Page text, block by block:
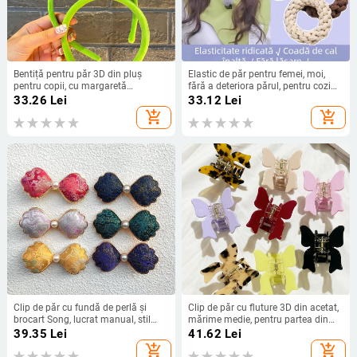
Bentiță pentru păr 3D din pluș
pentru copii, cu margaretă
zâmbitoare, design desen animat,
33.26 Lei
add_shopping_cart
Elastic de păr pentru femei, moi,
fără a deteriora părul, pentru cozi
înalte, accesorii de păr practice
33.12 Lei
add_shopping_cart
Clip de păr cu fundă de perlă și
brocart Song, lucrat manual, stil
chinezesc vintage, clip lateral
39.35 Lei
add_shopping_cart
Clip de păr cu fluture 3D din acetat,
mărime medie, pentru partea din
spate a capului, stil blogger
41.62 Lei
add_shopping_cart